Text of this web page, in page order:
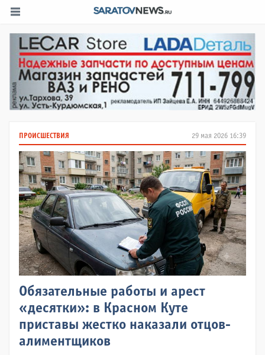
29 мая 2026 16:39
ПРОИСШЕСТВИЯ
Обязательные работы и арест
«десятки»: в Красном Куте
приставы жестко наказали отцов-
алиментщиков